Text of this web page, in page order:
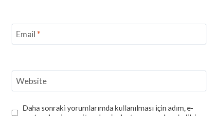
Email *
Website
Daha sonraki yorumlarımda kullanılması için adım, e-